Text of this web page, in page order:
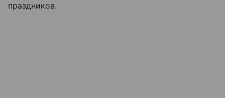
праздников.